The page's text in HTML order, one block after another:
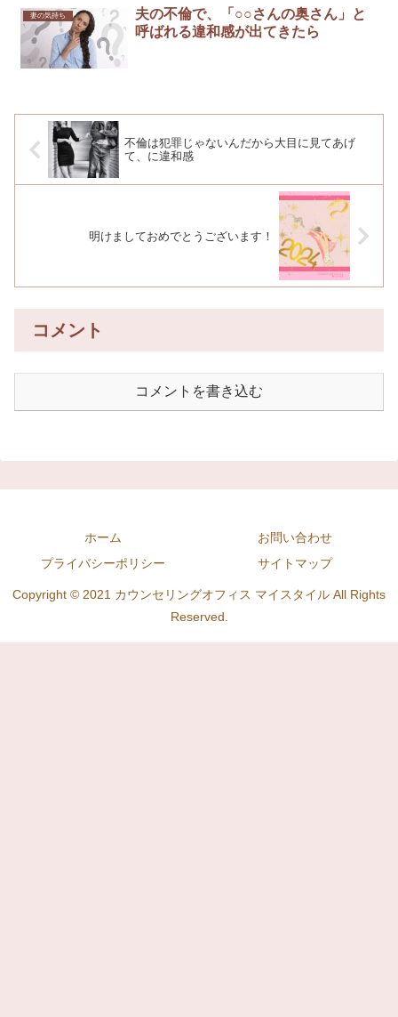
妻の気持ち
夫の不倫で、「○○さんの奥さん」と
呼ばれる違和感が出てきたら
不倫は犯罪じゃないんだから大目に見てあげ
て、に違和感
明けましておめでとうございます！
コメント
コメントを書き込む
ホーム
お問い合わせ
プライバシーポリシー
サイトマップ
Copyright © 2021 カウンセリングオフィス マイスタイル All Rights
Reserved.